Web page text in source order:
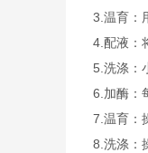
3.温育：
4.配液：
5.洗涤：
6.加酶：
7.温育：
8.洗涤：